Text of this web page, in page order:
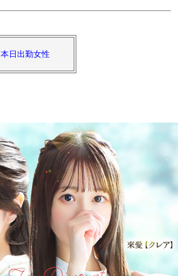
本日出勤女性